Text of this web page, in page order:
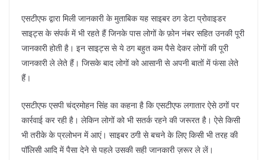
एसटीएफ द्वारा मिली जानकारी के मुताबिक यह साइबर ठग डेटा प्रोवाइडर
साइट्स के संपर्क में भी रहते हैं जिनके पास लोगों के फ़ोन नंबर सहित उनकी पूरी
जानकारी होती है। इन साइट्स से ये ठग बहुत कम पैसे देकर लोगों की पूरी
जानकारी ले लेते हैं। जिसके बाद लोगों को आसानी से अपनी बातों में फंसा लेते
हैं।
एसटीएफ एसपी चंद्रमोहन सिंह का कहना है कि एसटीएफ लगातार ऐसे ठगों पर
कार्रवाई कर रही है। लेकिन लोगों को भी सतर्क रहने की जरूरत है। ऐसे किसी
भी तरीके के प्रलोभन में आएं। साइबर ठगी से बचने के लिए किसी भी तरह की
पॉलिसी आदि में पैसा देने से पहले उसकी सही जानकारी ज़रूर ले लें।